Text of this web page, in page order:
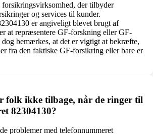
der tilbyder
og services til kunder.
er angiveligt blevet brugt af
at repræsentere GF-forskning eller GF-
bemærkes, at det er vigtigt at bekræfte,
fra den faktiske GF-forsikring eller bare er
folk ikke tilbage, når de ringer til
82304130?
problemer med telefonnummeret